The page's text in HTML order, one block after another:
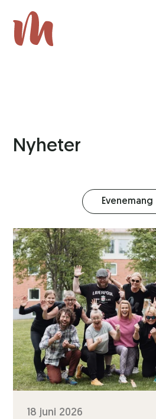
Nyheter
Evenemang
18 juni 2026